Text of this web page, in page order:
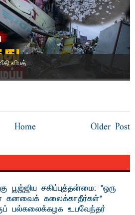
விபத்...
Older Post
Home
பூஜ்ஜிய சகிப்புத்தன்மை: "ஒரு
கலைக்காதீர்கள்" –
பல்கலைக்கழக உபவேந்தர்